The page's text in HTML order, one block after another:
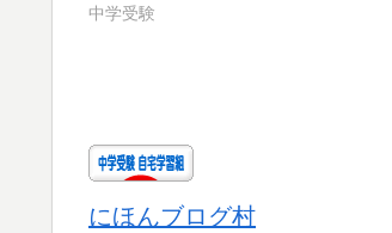
中学受験
にほんブログ村